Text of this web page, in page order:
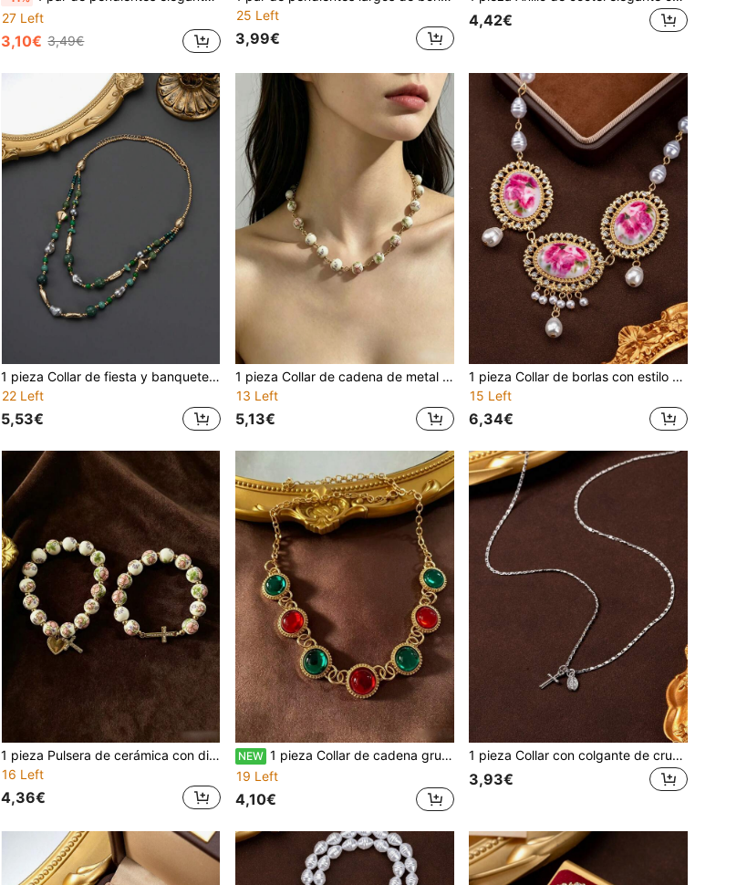
27 Left
3,10€ 3,49€
25 Left
3,99€
4,42€
1 pieza Collar de fiesta y banquete elegante de varias capas con diseño geométrico de metal resistente, cuentas de vidrio verde y perlas falsas asimétricas, estilo vintage de alta gama
22 Left
5,53€
1 pieza Collar de cadena de metal y cuentas de cerámica con estampado floral retro de moda, elegante de alta gama
13 Left
5,13€
1 pieza Collar de borlas con estilo de palacio, adornado con cristales, flores y perlas imitación, retro y lujoso
15 Left
6,34€
1 pieza Pulsera de cerámica con diseño floral pintado a mano en tonos pastel, elegante y vintage, con cuentas y elementos dorados, diseño minimalista y exquisito, apta para uso diario y desplazamientos, collar
16 Left
4,36€
NEW 1 pieza Collar de cadena gruesa con incrustaciones de resina y strass, estilo vintage francés retro geométrico
19 Left
4,10€
1 pieza Collar con colgante de cruz y Virgen María vintage elegante y de moda, cadena plana rectangular
3,93€